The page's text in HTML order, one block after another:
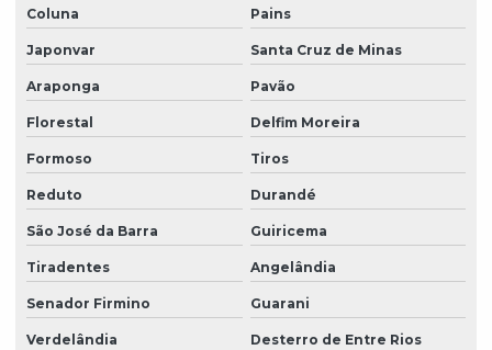
Coluna Pains
Japonvar Santa Cruz de Minas
Araponga Pavão
Florestal Delfim Moreira
Formoso Tiros
Reduto Durandé
São José da Barra Guiricema
Tiradentes Angelândia
Senador Firmino Guarani
Verdelândia Desterro de Entre Rios